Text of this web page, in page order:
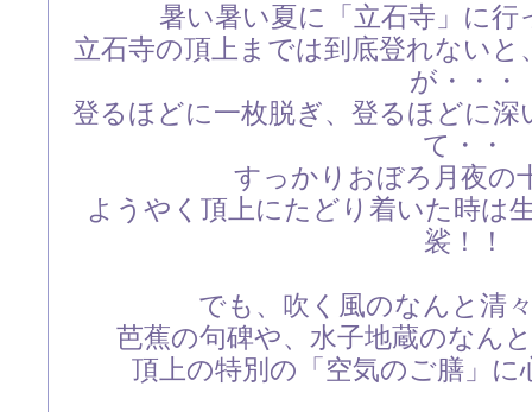
暑い暑い夏に「立石寺」に行
立石寺の頂上までは到底登れない
が・・・
登るほどに一枚脱ぎ、登るほどに
て・・
すっかりおぼろ月夜の
ようやく頂上にたどり着いた時は
裟！！
でも、吹く風のなんと清
芭蕉の句碑や、水子地蔵のなん
頂上の特別の「空気のご膳」に